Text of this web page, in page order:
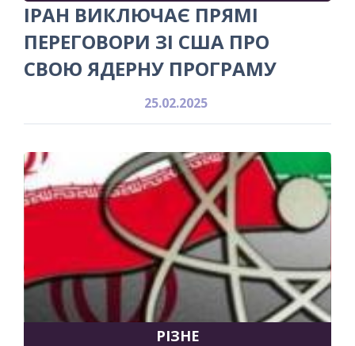
ІРАН ВИКЛЮЧАЄ ПРЯМІ
ПЕРЕГОВОРИ ЗІ США ПРО
СВОЮ ЯДЕРНУ ПРОГРАМУ
25.02.2025
РІЗНЕ